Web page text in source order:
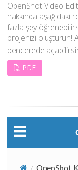
OpenShot Video
hakkında aşağıdaki
fazla şey
projenizi oluşturun!
pencerede
PDF